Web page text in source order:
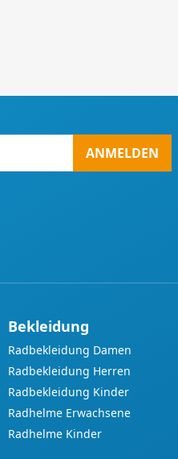
ANMELDEN
Bekleidung
Radbekleidung Damen
Radbekleidung Herren
Radbekleidung Kinder
Radhelme Erwachsene
Radhelme Kinder